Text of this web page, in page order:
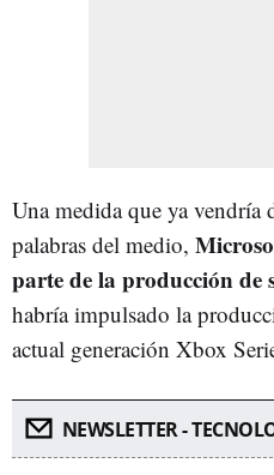
Una medida que ya vendría
palabras del medio,
parte de la producción de
habría impulsado la
actual generación Xbox
NEWSLETTER -